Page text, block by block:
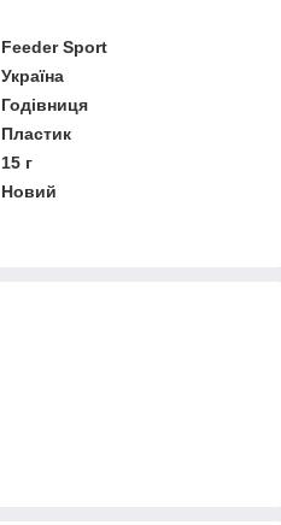
Feeder Sport
Україна
Годівниця
Пластик
15 г
Новий